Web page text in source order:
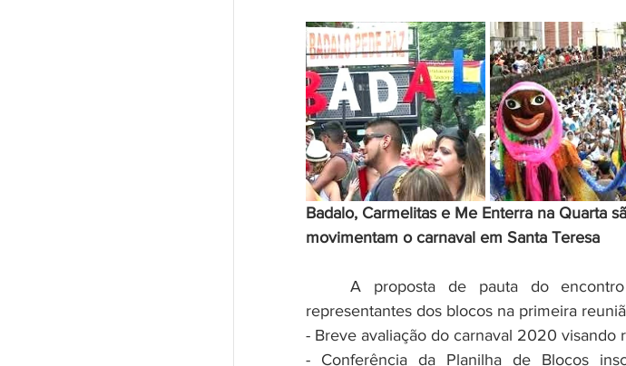
Badalo, Carmelitas e Me Enterra na Quarta
movimentam o carnaval em Santa Teresa
representantes dos blocos na primeira
- Breve avaliação do carnaval 2020 visando
- Conferência da Planilha de Blocos